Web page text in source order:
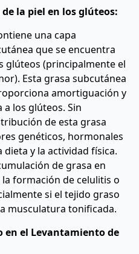
la piel en los glúteos:
una capa
que se encuentra
glúteos (principalmente el
Esta grasa subcutánea
amortiguación y
los glúteos. Sin
de esta grasa
genéticos, hormonales
dieta y la actividad física.
de grasa en
formación de celulitis o
si el tejido graso
musculatura tonificada.
en el Levantamiento de